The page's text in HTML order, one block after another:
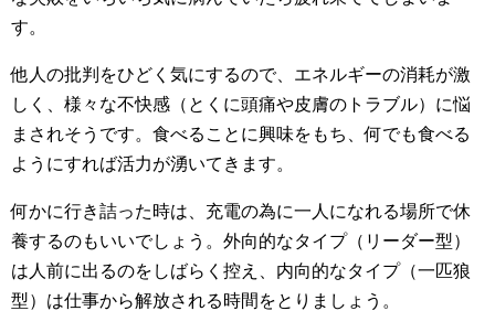
す。
他人の批判をひどく気にするので、エネルギーの消耗が激
しく、様々な不快感（とくに頭痛や皮膚のトラブル）に悩
まされそうです。食べることに興味をもち、何でも食べる
ようにすれば活力が湧いてきます。
何かに行き詰った時は、充電の為に一人になれる場所で休
養するのもいいでしょう。外向的なタイプ（リーダー型）
は人前に出るのをしばらく控え、内向的なタイプ（一匹狼
型）は仕事から解放される時間をとりましょう。